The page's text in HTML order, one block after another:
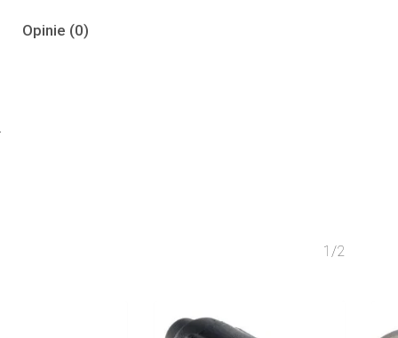
Opinie (0)
1/2